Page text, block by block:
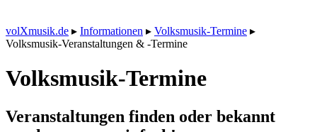
volXmusik.de ▸ Informationen ▸ Volksmusik-Termine ▸
Volksmusik-Veranstaltungen & -Termine
Volksmusik-Termine
Veranstaltungen finden oder bekannt